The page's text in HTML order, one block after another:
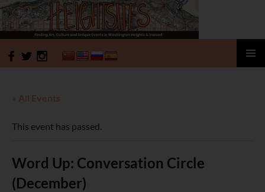
HeightSites
SKIP
« All Events
This event has passed.
Word Up: Conversation Circle
(December)